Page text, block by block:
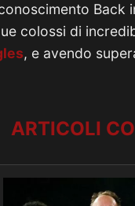
colossi di
, e avendo
ARTICOLI